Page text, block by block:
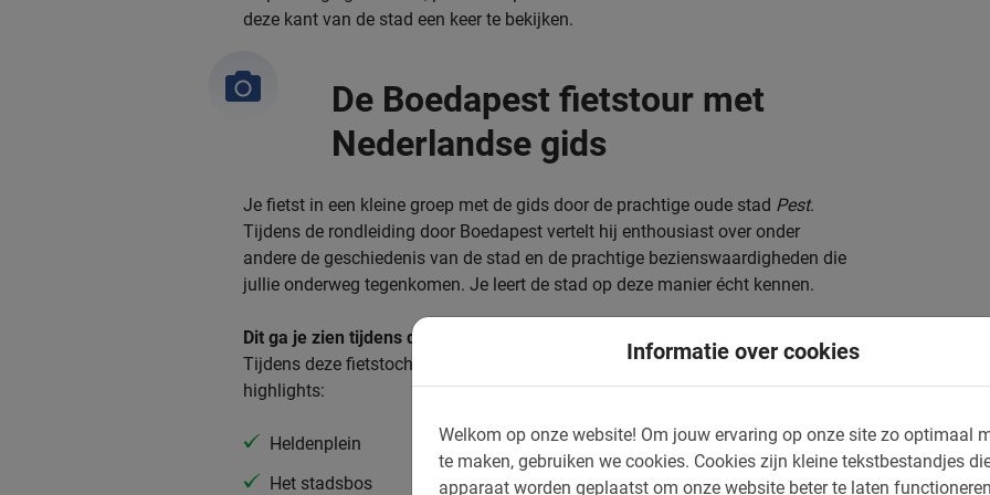
Informatie over cookies
Welkom op onze website! Om jouw ervaring op onze site zo optimaal
te maken, gebruiken we cookies. Cookies zijn kleine tekstbestandjes
apparaat worden geplaatst om onze website beter te laten
deze kant van de stad een keer te bekijken.
De Boedapest fietstour met
Nederlandse gids
Je fietst in een kleine groep met de gids door de prachtige oude stad Pest.
Tijdens de rondleiding door Boedapest vertelt hij enthousiast over onder
andere de geschiedenis van de stad en de prachtige bezienswaardigheden die
jullie onderweg tegenkomen. Je leert de stad op deze manier écht kennen.
Dit ga je zien tijdens de Boedapest fietstour
Tijdens deze fietstocht kom je samen met de gids langs de volgende
highlights:
Heldenplein
Het stadsbos
Nagymezô Utca
De Basiliek